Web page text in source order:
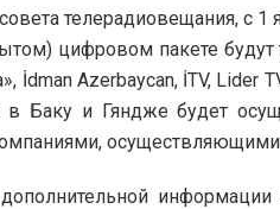
телерадиовещания, с 1
цифровом пакете будут
İdman Azerbaycan, İTV, Lider
в Баку и Гяндже будет